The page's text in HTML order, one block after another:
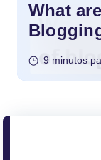
What
9 minutos